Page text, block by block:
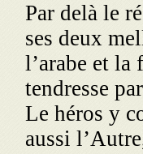
Par delà le
ses deux
l’arabe et la
tendresse
Le héros y
aussi